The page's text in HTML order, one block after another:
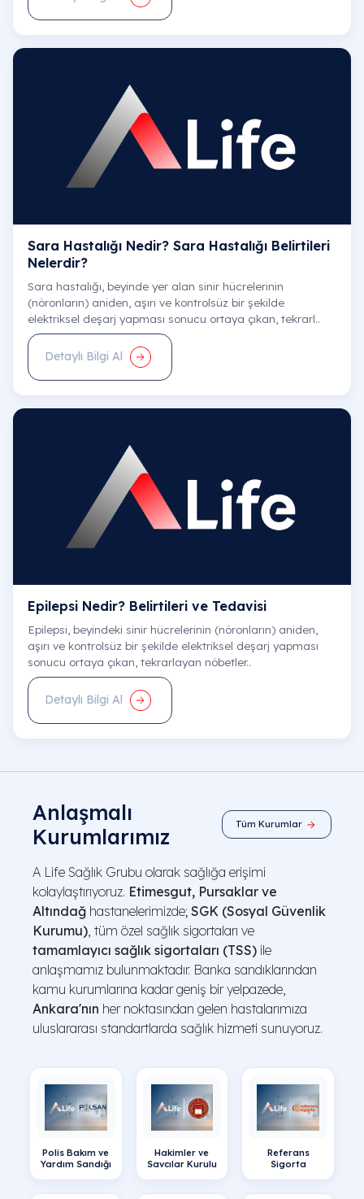
Ankara Hastanesi
Tüm Doktorlar
Sara Hastalığı Nedir​? Sara Hastalığı Belirtileri​
Nelerdir?
Sara hastalığı, beyinde yer alan sinir hücrelerinin
(nöronların) aniden, aşırı ve kontrolsüz bir şekilde
elektriksel deşarj yapması sonucu ortaya çıkan, tekrarl..
Detaylı Bilgi Al
Epilepsi Nedir? Belirtileri ve Tedavisi
Epilepsi, beyindeki sinir hücrelerinin (nöronların) aniden,
aşırı ve kontrolsüz bir şekilde elektriksel deşarj yapması
sonucu ortaya çıkan, tekrarlayan nöbetler..
Detaylı Bilgi Al
Anlaşmalı
Kurumlarımız
A Life Sağlık Grubu olarak sağlığa erişimi
kolaylaştırıyoruz. Etimesgut, Pursaklar ve
Altındağ hastanelerimizde; SGK (Sosyal Güvenlik
Kurumu) , tüm özel sağlık sigortaları ve
tamamlayıcı sağlık sigortaları (TSS) ile
anlaşmamız bulunmaktadır. Banka sandıklarından
kamu kurumlarına kadar geniş bir yelpazede,
Ankara'nın her noktasından gelen hastalarımıza
uluslararası standartlarda sağlık hizmeti sunuyoruz.
Polis Bakım ve
Yardım Sandığı
Hakimler ve
Savcılar Kurulu
Referans
Sigorta